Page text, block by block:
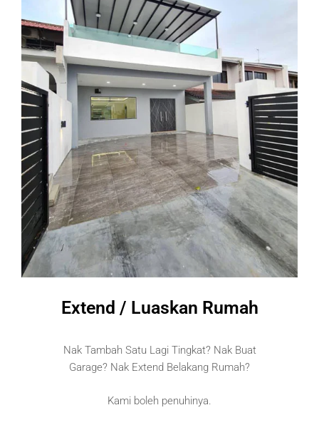
Extend / Luaskan Rumah
Nak Tambah Satu Lagi Tingkat? Nak Buat
Garage? Nak Extend Belakang Rumah?
Kami boleh penuhinya.